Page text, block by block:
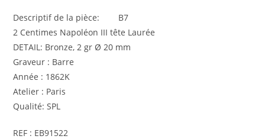
Descriptif de la pièce: B7
2 Centimes Napoléon III tête Laurée
DETAIL: Bronze, 2 gr Ø 20 mm
Graveur : Barre
Année : 1862K
Atelier : Paris
Qualité: SPL
REF : EB91522